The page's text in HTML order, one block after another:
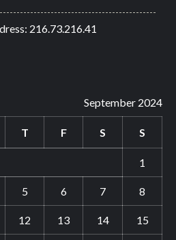
216.73.216.41
September 2024
T F S S
1
5 6 7 8
12 13 14 15